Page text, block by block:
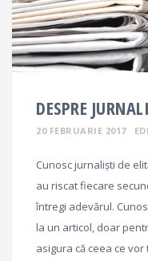
DESPRE
20 FEBRUARIE 2017
Cunosc jurnaliști de
au riscat fiecare
întregi adevărul.
la un articol, doar
asigura că ceea ce